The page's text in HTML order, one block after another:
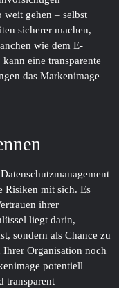
weit gehen – selbst
sicherer machen,
wie dem E-
eine transparente
das Markenimage
Risiken mit sich. Es
ihrer
liegt darin,
sondern als Chance zu
Ihrer Organisation noch
potentiell
transparent